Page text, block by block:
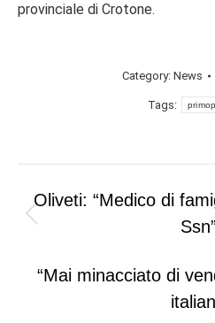
provinciale di Crotone.
Category: News
Tags:
navigation
Oliveti: “Medico di
Ssn”
“Mai minacciato di